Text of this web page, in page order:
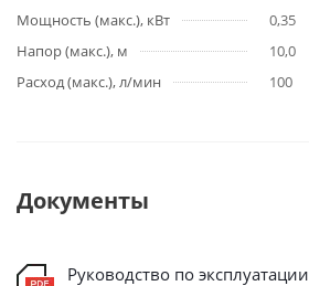
Мощность (макс.), кВт
0,35
Напор (макс.), м
10,0
Расход (макс.), л/мин
100
Документы
Руководство по эксплуатации